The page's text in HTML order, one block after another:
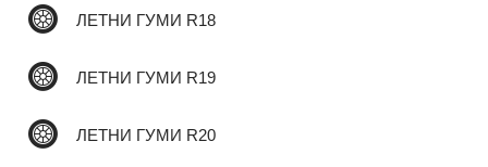
ЛЕТНИ ГУМИ R18
ЛЕТНИ ГУМИ R19
ЛЕТНИ ГУМИ R20